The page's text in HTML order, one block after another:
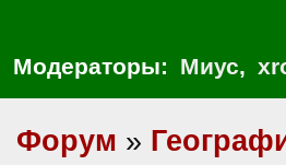
Модераторы: Миус,
Форум »